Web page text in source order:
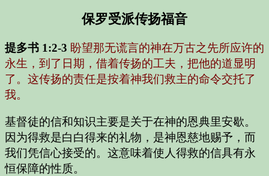
保罗受派传扬福音
提多书 1:2-3 盼望那无谎言的神在万古之先所应许的
永生，到了日期，借着传扬的工夫，把他的道显明
了。这传扬的责任是按着神我们救主的命令交托了
我。
基督徒的信和知识主要是关于在神的恩典里安歇。
因为得救是白白得来的礼物，是神恩慈地赐予，而
我们凭信心接受的。这意味着使人得救的信具有永
恒保障的性质。